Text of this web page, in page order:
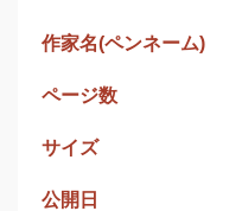
作家名(ペンネーム)
ページ数
サイズ
公開日